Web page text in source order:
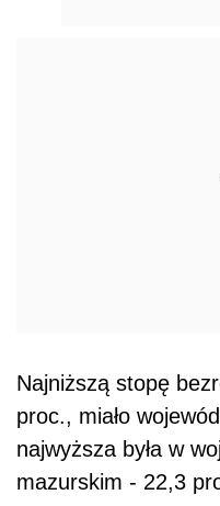
Najniższą stopę
proc., miało
najwyższa była w
mazurskim - 22,3